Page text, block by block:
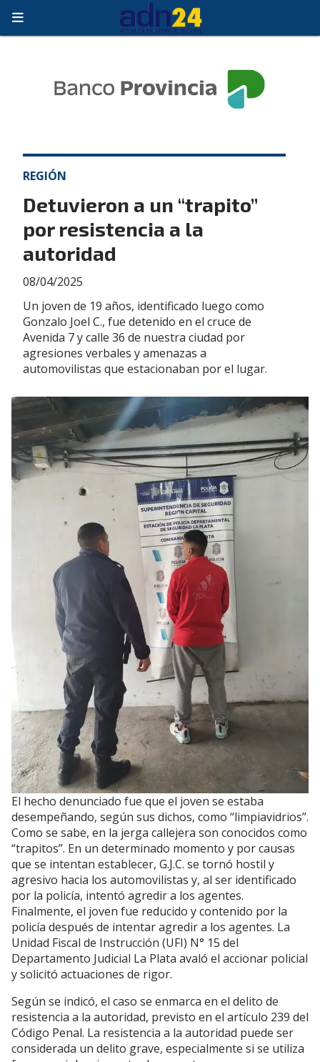
Detuvieron a un “trapito”
por resistencia a la
autoridad
Un joven de 19 años, identificado luego como
Gonzalo Joel C., fue detenido en el cruce de
Avenida 7 y calle 36 de nuestra ciudad por
agresiones verbales y amenazas a
automovilistas que estacionaban por el lugar.
REGIÓN
08/04/2025
El hecho denunciado fue que el joven se estaba
desempeñando, según sus dichos, como “limpiavidrios”.
Como se sabe, en la jerga callejera son conocidos como
“trapitos”. En un determinado momento y por causas
que se intentan establecer, G.J.C. se tornó hostil y
agresivo hacia los automovilistas y, al ser identificado
por la policía, intentó agredir a los agentes.
Finalmente, el joven fue reducido y contenido por la
policía después de intentar agredir a los agentes. La
Unidad Fiscal de Instrucción (UFI) N° 15 del
Departamento Judicial La Plata avaló el accionar policial
y solicitó actuaciones de rigor.
Según se indicó, el caso se enmarca en el delito de
resistencia a la autoridad, previsto en el artículo 239 del
Código Penal. La resistencia a la autoridad puede ser
considerada un delito grave, especialmente si se utiliza